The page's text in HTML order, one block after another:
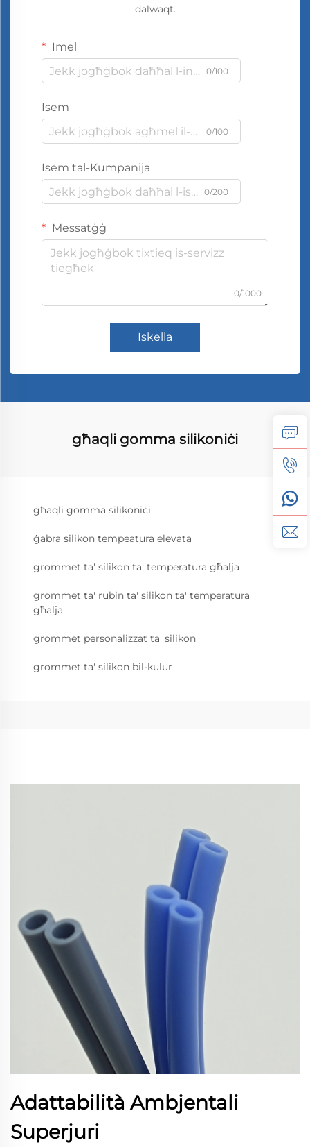
dalwaqt.
Imel
0/100
Isem
0/100
Isem tal-Kumpanija
0/200
Messatġġ
0/1000
Iskella
għaqli gomma silikoniċi
għaqli gomma silikoniċi
ġabra silikon tempeatura elevata
grommet ta' silikon ta' temperatura għalja
grommet ta' rubin ta' silikon ta' temperatura
għalja
grommet personalizzat ta' silikon
grommet ta' silikon bil-kulur
Adattabilità Ambjentali
Superjuri